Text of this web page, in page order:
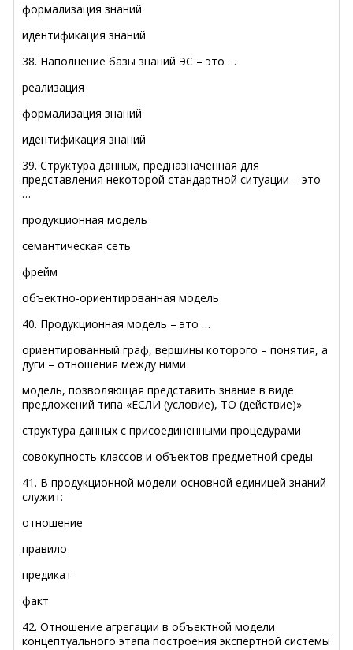
формализация знаний
идентификация знаний
38. Наполнение базы знаний ЭС – это …
реализация
формализация знаний
идентификация знаний
39. Структура данных, предназначенная для
представления некоторой стандартной ситуации – это
…
продукционная модель
семантическая сеть
фрейм
объектно-ориентированная модель
40. Продукционная модель – это …
ориентированный граф, вершины которого – понятия, а
дуги – отношения между ними
модель, позволяющая представить знание в виде
предложений типа «ЕСЛИ (условие), ТО (действие)»
структура данных с присоединенными процедурами
совокупность классов и объектов предметной среды
41. В продукционной модели основной единицей знаний
служит:
отношение
правило
предикат
факт
42. Отношение агрегации в объектной модели
концептуального этапа построения экспертной системы